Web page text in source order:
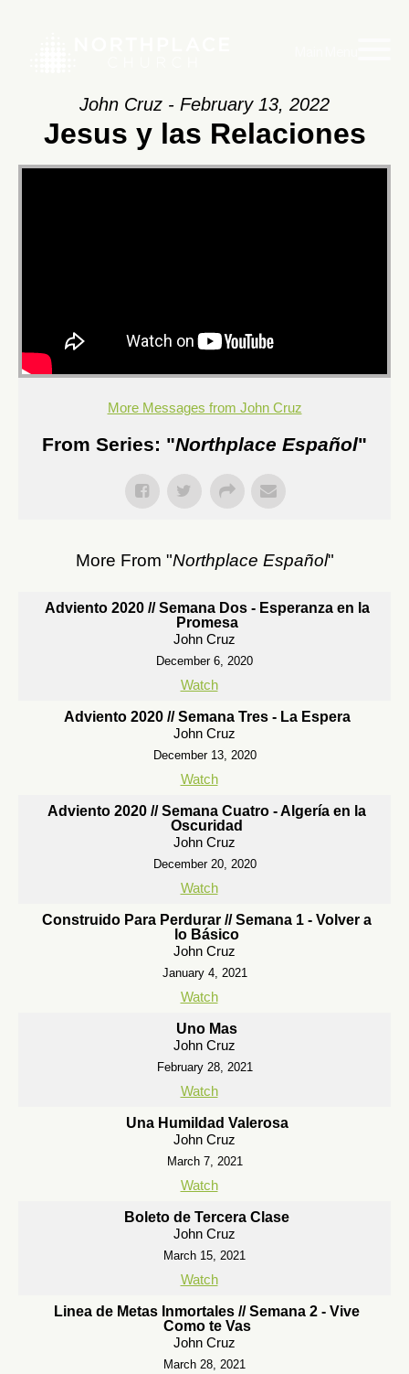
John Cruz - February 13, 2022
Jesus y las Relaciones
More Messages from John Cruz
From Series: "Northplace Español"
More From "Northplace Español"
Adviento 2020 // Semana Dos - Esperanza en la
Promesa
John Cruz
December 6, 2020
Watch
Adviento 2020 // Semana Tres - La Espera
John Cruz
December 13, 2020
Watch
Adviento 2020 // Semana Cuatro - Algería en la
Oscuridad
John Cruz
December 20, 2020
Watch
Construido Para Perdurar // Semana 1 - Volver a
lo Básico
John Cruz
January 4, 2021
Watch
Uno Mas
John Cruz
February 28, 2021
Watch
Una Humildad Valerosa
John Cruz
March 7, 2021
Watch
Boleto de Tercera Clase
John Cruz
March 15, 2021
Watch
Linea de Metas Inmortales // Semana 2 - Vive
Como te Vas
John Cruz
March 28, 2021